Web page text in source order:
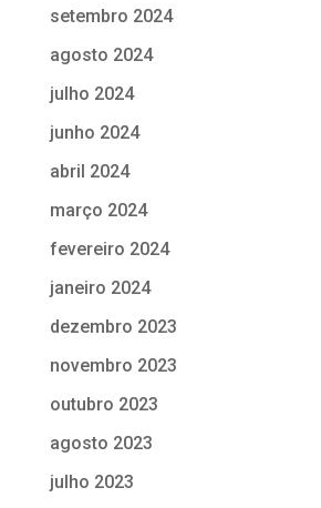
setembro 2024
agosto 2024
julho 2024
junho 2024
abril 2024
março 2024
fevereiro 2024
janeiro 2024
dezembro 2023
novembro 2023
outubro 2023
agosto 2023
julho 2023